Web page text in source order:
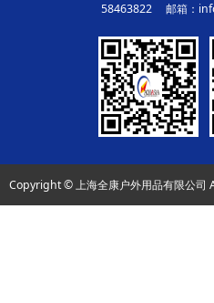
58463822 邮箱：
Copyright © 上海全康户外用品有限公司